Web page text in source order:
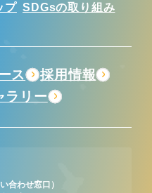
合わせ窓口）
プ SDGsの取り組み
ス
採用情報
ラリー